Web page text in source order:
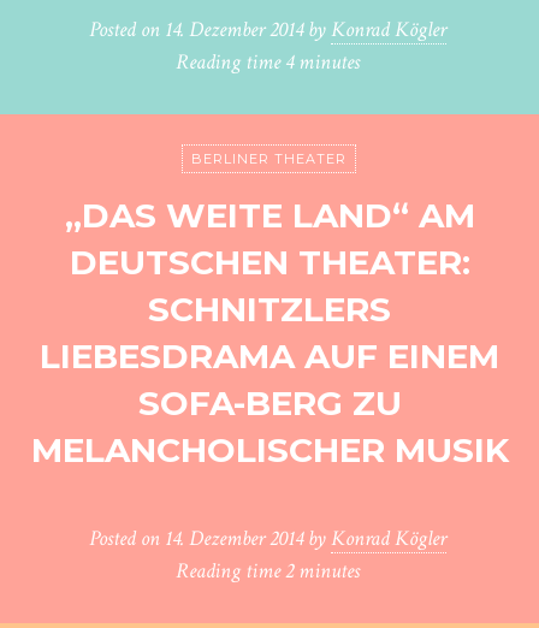
Posted on 14. Dezember 2014 byKonrad Kögler
Reading time4 minutes
BERLINER THEATER
„DAS WEITE LAND“ AM
DEUTSCHEN THEATER:
SCHNITZLERS
LIEBESDRAMA AUF EINEM
SOFA-BERG ZU
MELANCHOLISCHER MUSIK
Posted on 14. Dezember 2014 byKonrad Kögler
Reading time2 minutes